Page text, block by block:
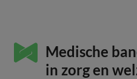
Medische
in zorg en